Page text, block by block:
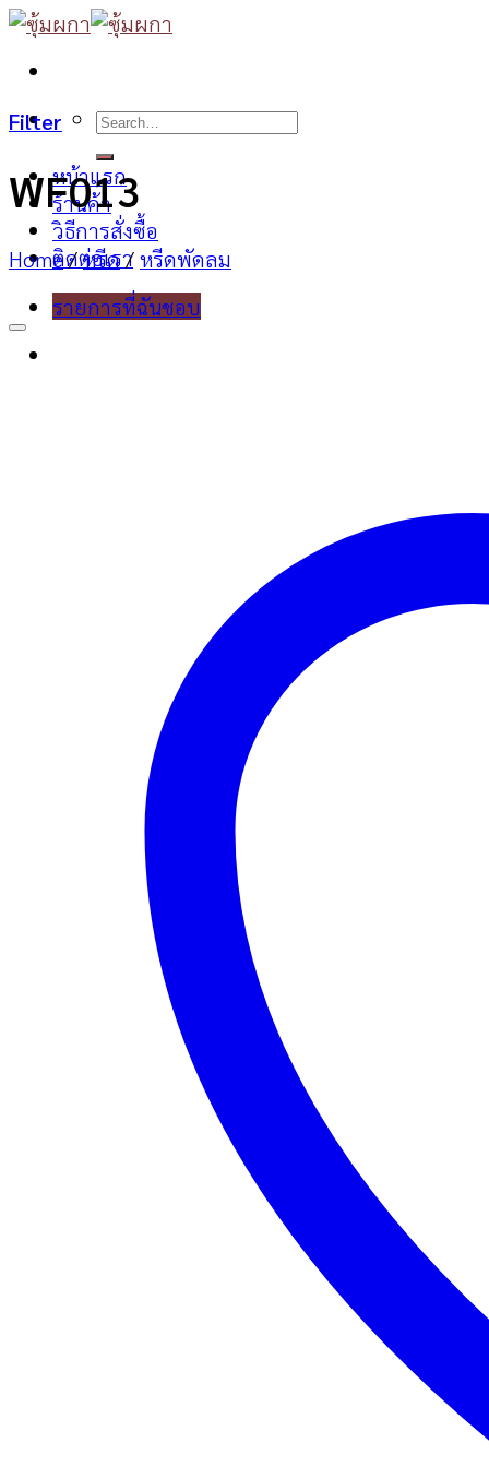
Skip
content
Search
หน้าแรก
ร้านค้า
วิธีการสั่งซื้อ
ติดต่อเรา
รายการที่ฉันชอบ
Filter
WF013
Home / หรีด / หรีดพัดลม